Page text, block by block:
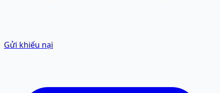
Gửi khiếu nại